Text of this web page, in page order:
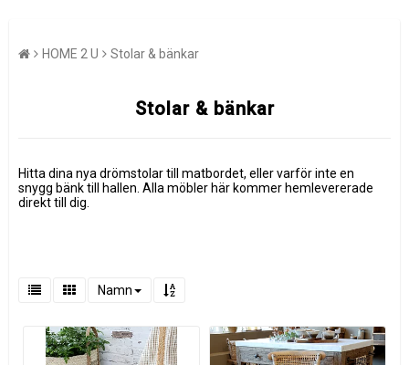
HOME 2 U Stolar & bänkar
Stolar & bänkar
Hitta dina nya drömstolar till matbordet, eller varför inte en
snygg bänk till hallen. Alla möbler här kommer hemlevererade
direkt till dig.
Namn